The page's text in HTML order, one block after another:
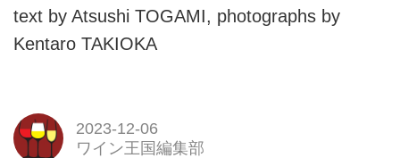
text by Atsushi TOGAMI, photographs by
Kentaro TAKIOKA
2023-12-06
ワイン王国編集部